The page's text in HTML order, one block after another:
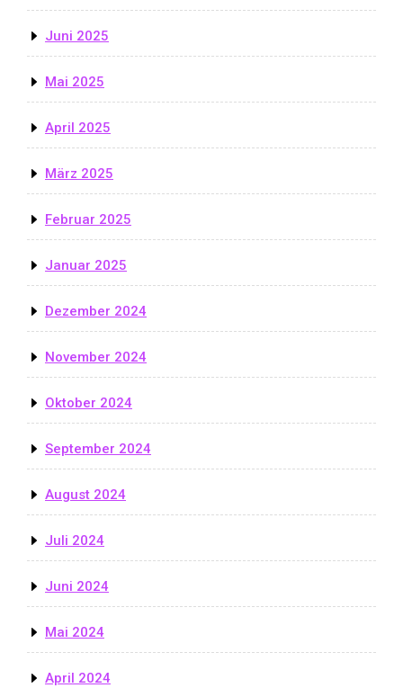
Juni 2025
Mai 2025
April 2025
März 2025
Februar 2025
Januar 2025
Dezember 2024
November 2024
Oktober 2024
September 2024
August 2024
Juli 2024
Juni 2024
Mai 2024
April 2024